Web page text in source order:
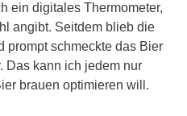
ein digitales Thermometer,
angibt. Seitdem blieb die
prompt schmeckte das Bier
Das kann ich jedem nur
brauen optimieren will.